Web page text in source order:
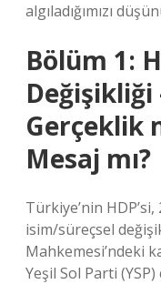
algıladığımızı
Bölüm 1:
Gerçeklik
Mesaj mı?
Türkiye’nin
isim/süreçsel
Mahkemesi’ndeki
Yeşil Sol Parti (YSP)